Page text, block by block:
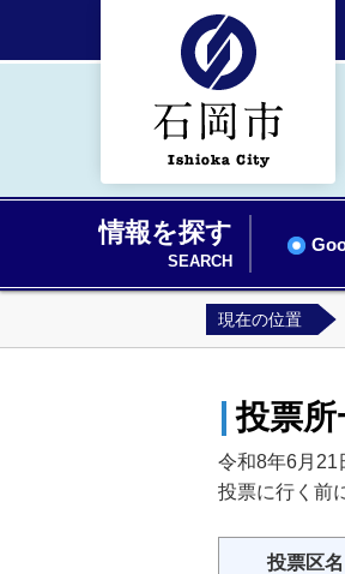
情報を探す
SEARCH
現在の位置
投票所
令和8年6月21
投票に行く前
投票区名